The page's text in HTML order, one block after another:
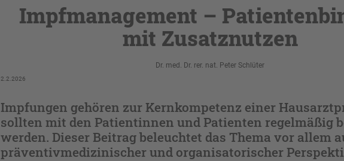
Impfmanagement –
mit Zusatznutzen
Dr. med. Dr. rer. nat. Peter Schlüter
2.2.2026
Impfungen gehören zur Kernkompetenz einer
sollten mit den Patientinnen und Patienten regelmäßig
werden. Dieser Beitrag beleuchtet das Thema vor allem
präventivmedizinischer und organisatorischer